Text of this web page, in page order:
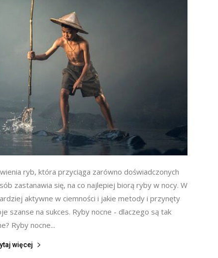
ryb, która przyciąga zarówno doświadczonych
zastanawia się, na co najlepiej biorą ryby w nocy. W
aktywne w ciemności i jakie metody i przynęty
szanse na sukces. Ryby nocne - dlaczego są tak
Ryby nocne...
więcej